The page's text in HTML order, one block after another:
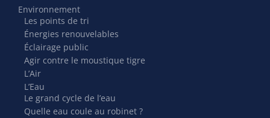
Environnement
Les points de tri
Énergies renouvelables
Éclairage public
Agir contre le moustique tigre
L’Air
L’Eau
Le grand cycle de l’eau
Quelle eau coule au robinet ?